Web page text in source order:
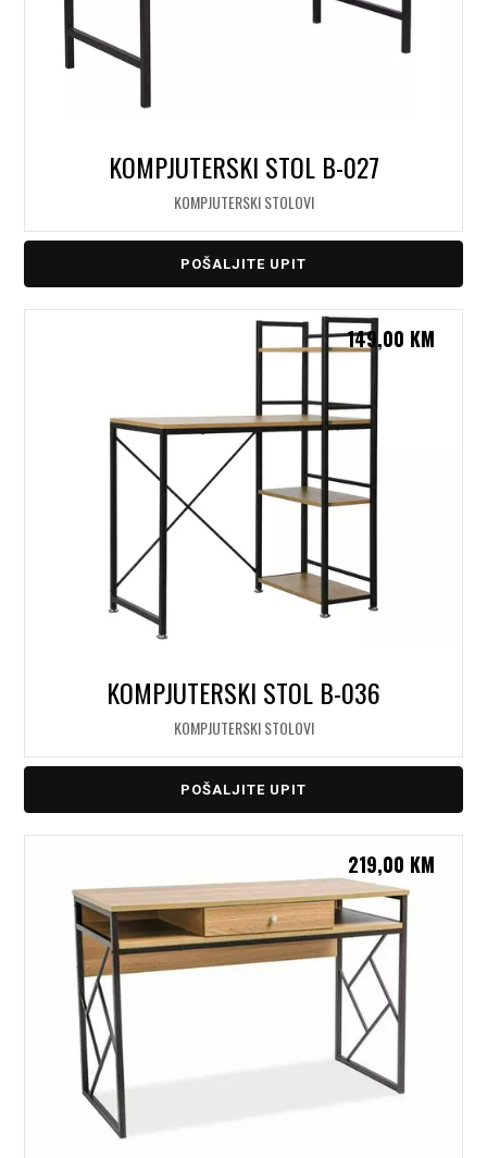
KOMPJUTERSKI STOL B-027
KOMPJUTERSKI STOLOVI
POŠALJITE UPIT
KOMPJUTERSKI STOL B-036
KOMPJUTERSKI STOLOVI
149,00 KM
POŠALJITE UPIT
219,00 KM